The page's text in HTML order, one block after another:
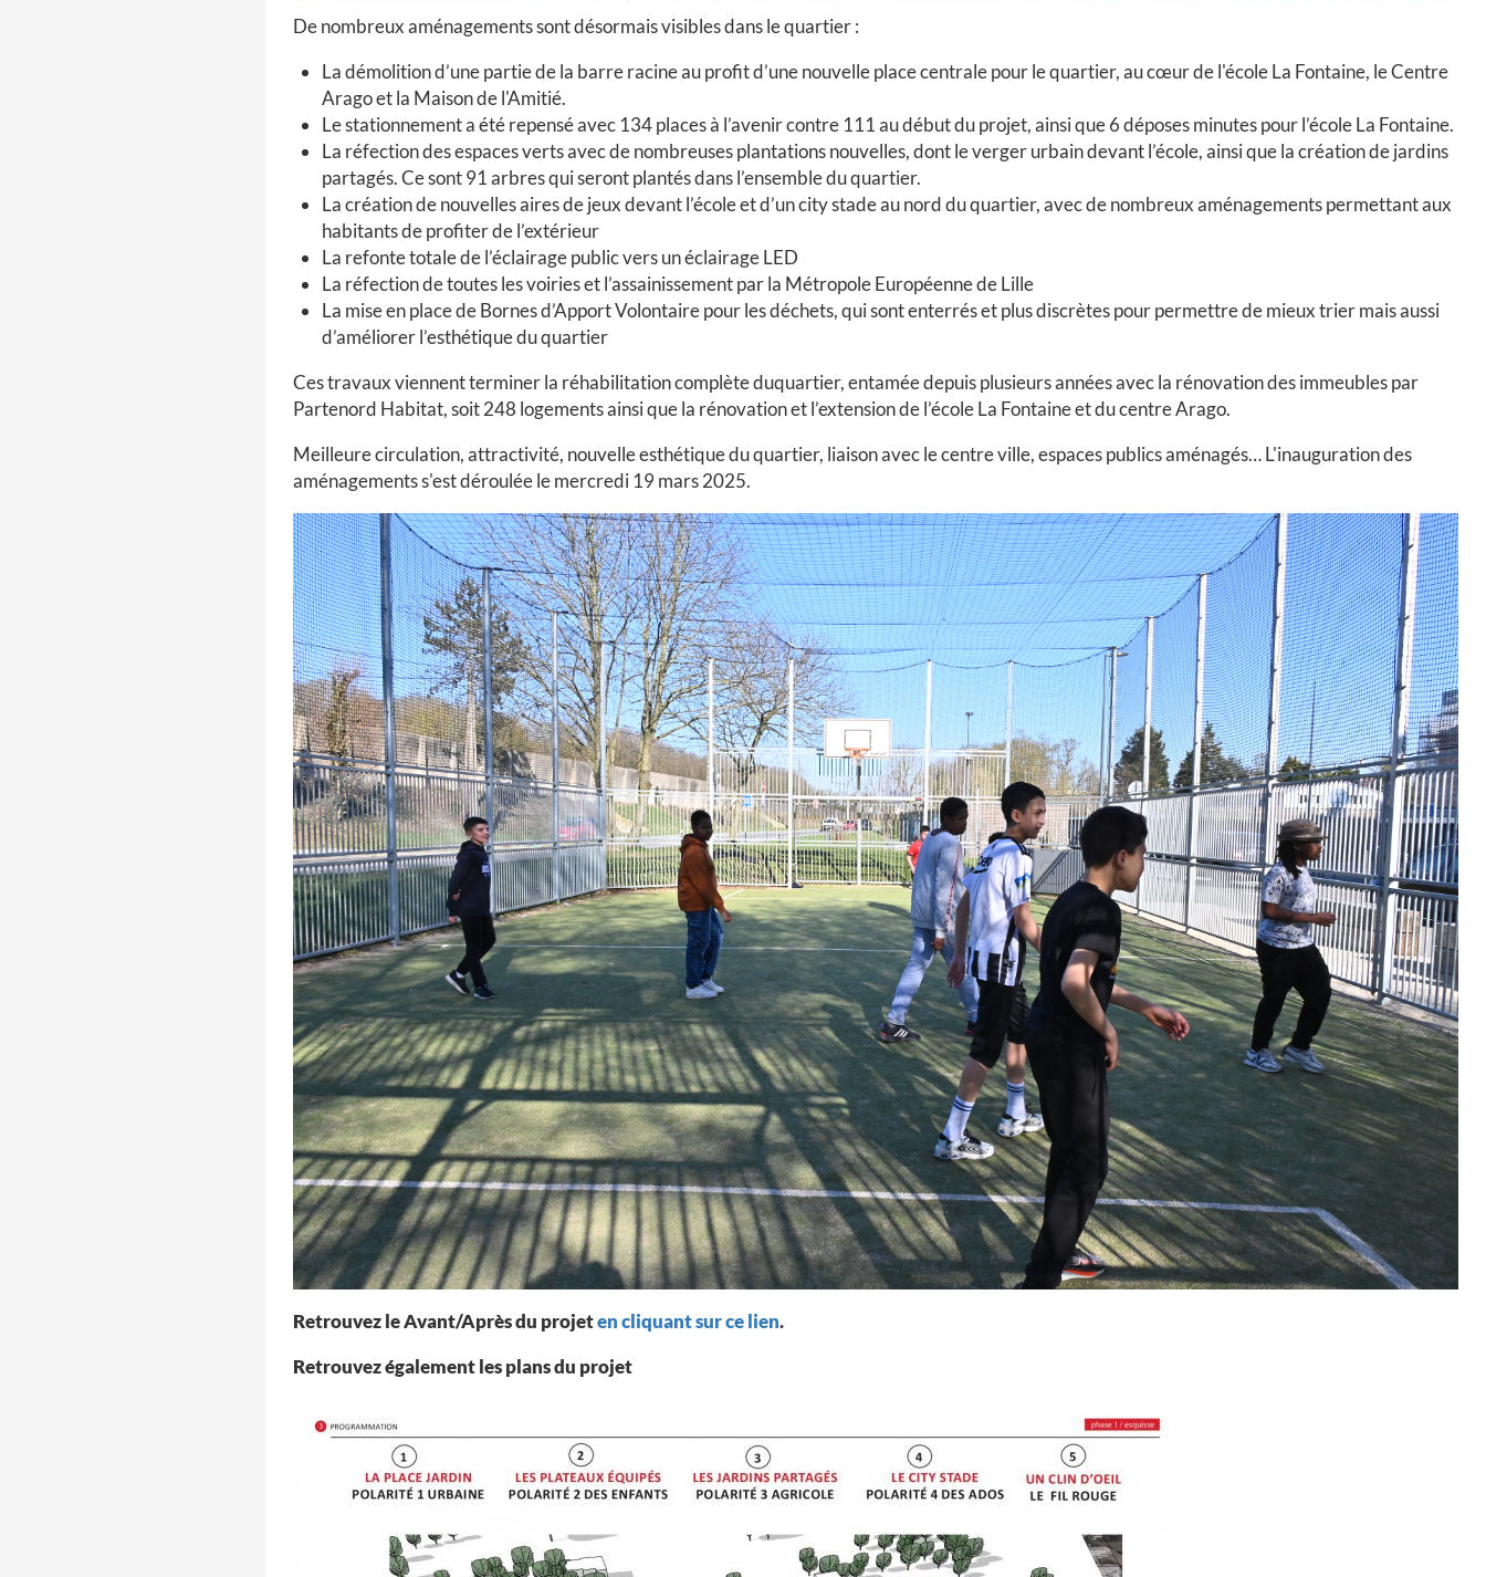
De nombreux aménagements sont désormais visibles dans le quartier :
La démolition d’une partie de la barre racine au profit d’une nouvelle place centrale pour le quartier, au cœur de l'école La Fontaine, le Centre
Arago et la Maison de l'Amitié.
Le stationnement a été repensé avec 134 places à l’avenir contre 111 au début du projet, ainsi que 6 déposes minutes pour l’école La Fontaine.
La réfection des espaces verts avec de nombreuses plantations nouvelles, dont le verger urbain devant l’école, ainsi que la création de jardins
partagés. Ce sont 91 arbres qui seront plantés dans l’ensemble du quartier.
La création de nouvelles aires de jeux devant l’école et d’un city stade au nord du quartier, avec de nombreux aménagements permettant aux
habitants de profiter de l’extérieur
La refonte totale de l’éclairage public vers un éclairage LED
La réfection de toutes les voiries et l’assainissement par la Métropole Européenne de Lille
La mise en place de Bornes d’Apport Volontaire pour les déchets, qui sont enterrés et plus discrètes pour permettre de mieux trier mais aussi
d’améliorer l’esthétique du quartier
Ces travaux viennent terminer la réhabilitation complète duquartier, entamée depuis plusieurs années avec la rénovation des immeubles par
Partenord Habitat, soit 248 logements ainsi que la rénovation et l’extension de l’école La Fontaine et du centre Arago.
Meilleure circulation, attractivité, nouvelle esthétique du quartier, liaison avec le centre ville, espaces publics aménagés… L'inauguration des
aménagements s'est déroulée le mercredi 19 mars 2025.
Retrouvez le Avant/Après du projeten cliquant sur ce lien.
Retrouvez également les plans du projet